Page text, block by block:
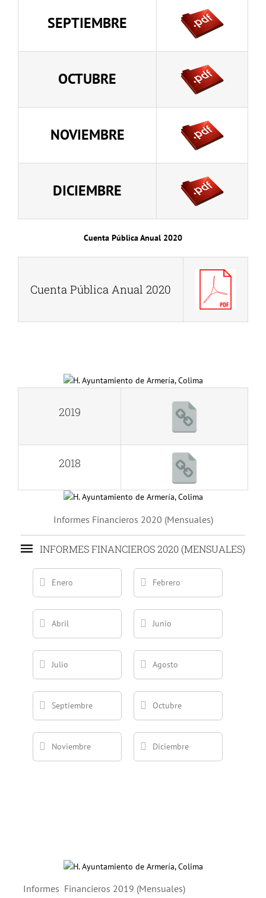
SEPTIEMBRE
OCTUBRE
NOVIEMBRE
DICIEMBRE
Cuenta Pública Anual 2020
Cuenta Pública Anual 2020
2019
2018
Informes Financieros 2020 (Mensuales)
INFORMES FINANCIEROS 2020 (MENSUALES)
Enero Febrero
Abril Junio
Julio Agosto
Septiembre Octubre
Noviembre Diciembre
Informes Financieros 2019 (Mensuales)